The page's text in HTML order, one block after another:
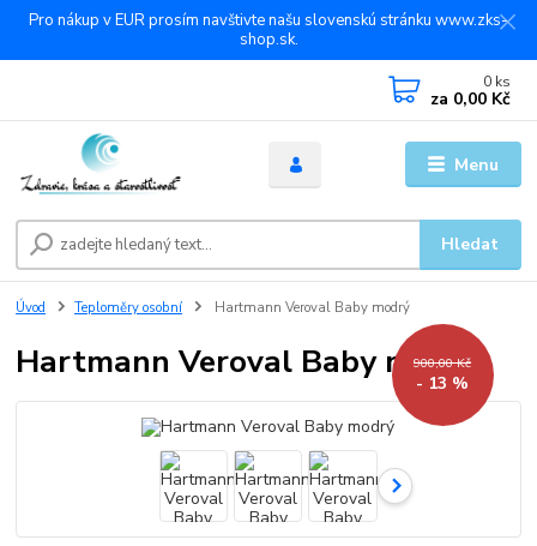
Pro nákup v EUR prosím navštivte našu slovenskú stránku www.zks-
shop.sk.
Menu
Hledat
0 ks
za 0,00 Kč
Úvod Teploměry osobní Hartmann Veroval Baby modrý
Hartmann Veroval Baby modrý
900,00 Kč
- 13 %